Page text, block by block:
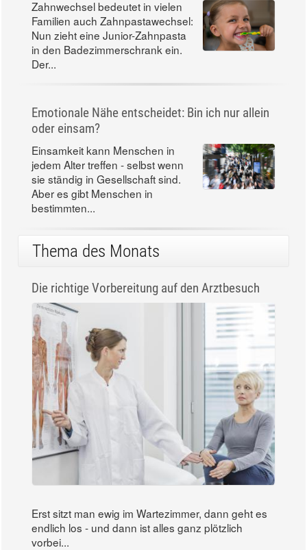
Zahnwechsel bedeutet in vielen
Familien auch Zahnpastawechsel:
Nun zieht eine Junior-Zahnpasta
in den Badezimmerschrank ein.
Der...
Emotionale Nähe entscheidet: Bin ich nur allein
oder einsam?
Einsamkeit kann Menschen in
jedem Alter treffen - selbst wenn
sie ständig in Gesellschaft sind.
Aber es gibt Menschen in
bestimmten...
Thema des Monats
Die richtige Vorbereitung auf den Arztbesuch
Erst sitzt man ewig im Wartezimmer, dann geht es
endlich los - und dann ist alles ganz plötzlich
vorbei...